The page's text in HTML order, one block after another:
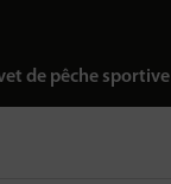
de pêche sportive